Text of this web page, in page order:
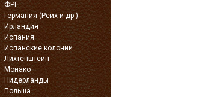
ФРГ
Германия (Рейх и др.)
Ирландия
Испания
Испанские колонии
Лихтенштейн
Монако
Нидерланды
Польша